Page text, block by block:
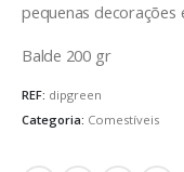
pequenas
Balde 200 gr
REF: dipgreen
Categoria: Comestíveis